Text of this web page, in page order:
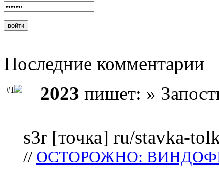
Последние комментарии
#1 2023 пишет: »
s3r [точка] ru/stavka-
// ОСТОРОЖНО: